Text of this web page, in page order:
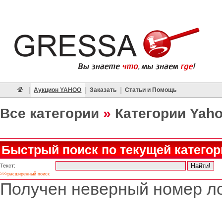
Аукцион YAHOO Заказать Статьи и Помощь
Все категории » Категории
Быстрый поиск по текущей
Текст:
>>>расширенный поиск
Получен неверный номер